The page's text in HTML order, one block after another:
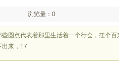
浏览量：0
些圆点代表着那里生活着一个行会，扛个
出来，17